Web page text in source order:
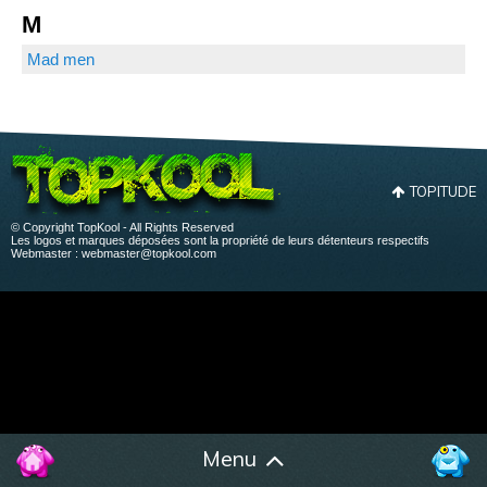
Menu
M
Mad men
TOPITUDE
© Copyright TopKool - All Rights Reserved
Les logos et marques déposées sont la propriété de leurs détenteurs respectifs
Webmaster : webmaster@topkool.com